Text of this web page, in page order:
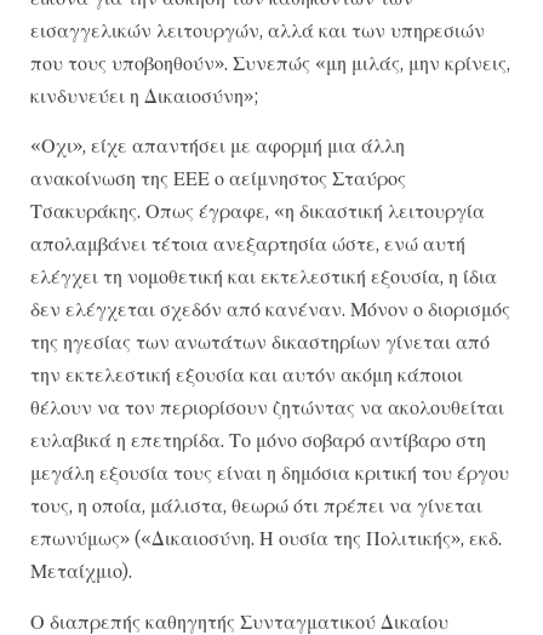
εισαγγελικών λειτουργών, αλλά και των υπηρεσιών
που τους υποβοηθούν». Συνεπώς «μη μιλάς, μην κρίνεις,
κινδυνεύει η Δικαιοσύνη»;
«Οχι», είχε απαντήσει με αφορμή μια άλλη
ανακοίνωση της ΕΕΕ ο αείμνηστος Σταύρος
Τσακυράκης. Οπως έγραφε, «η δικαστική λειτουργία
απολαμβάνει τέτοια ανεξαρτησία ώστε, ενώ αυτή
ελέγχει τη νομοθετική και εκτελεστική εξουσία, η ίδια
δεν ελέγχεται σχεδόν από κανέναν. Μόνον ο διορισμός
της ηγεσίας των ανωτάτων δικαστηρίων γίνεται από
την εκτελεστική εξουσία και αυτόν ακόμη κάποιοι
θέλουν να τον περιορίσουν ζητώντας να ακολουθείται
ευλαβικά η επετηρίδα. Το μόνο σοβαρό αντίβαρο στη
μεγάλη εξουσία τους είναι η δημόσια κριτική του έργου
τους, η οποία, μάλιστα, θεωρώ ότι πρέπει να γίνεται
επωνύμως» («Δικαιοσύνη. Η ουσία της Πολιτικής», εκδ.
Μεταίχμιο).
Ο διαπρεπής καθηγητής Συνταγματικού Δικαίου